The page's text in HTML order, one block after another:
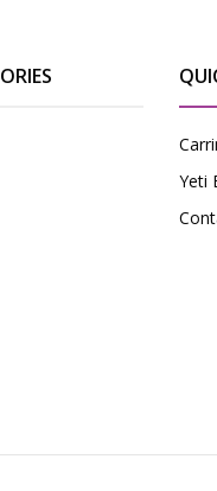
Yeti